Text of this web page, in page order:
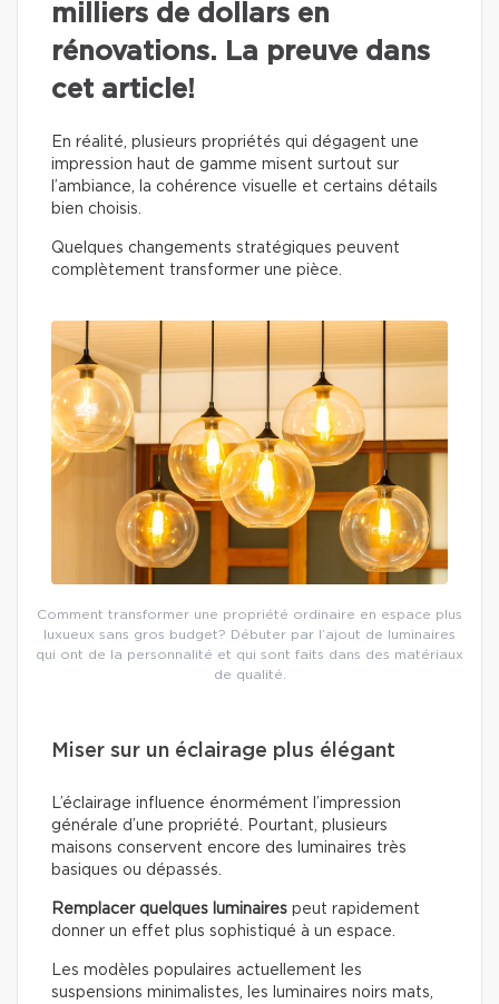
milliers de dollars en
rénovations. La preuve dans
cet article!
En réalité, plusieurs propriétés qui dégagent une
impression haut de gamme misent surtout sur
l’ambiance, la cohérence visuelle et certains détails
bien choisis.
Quelques changements stratégiques peuvent
complètement transformer une pièce.
Comment transformer une propriété ordinaire en espace plus
luxueux sans gros budget? Débuter par l’ajout de luminaires
qui ont de la personnalité et qui sont faits dans des matériaux
de qualité.
Miser sur un éclairage plus élégant
L’éclairage influence énormément l’impression
générale d’une propriété. Pourtant, plusieurs
maisons conservent encore des luminaires très
basiques ou dépassés.
Remplacer quelques luminaires peut rapidement
donner un effet plus sophistiqué à un espace.
Les modèles populaires actuellement les
suspensions minimalistes, les luminaires noirs mats,